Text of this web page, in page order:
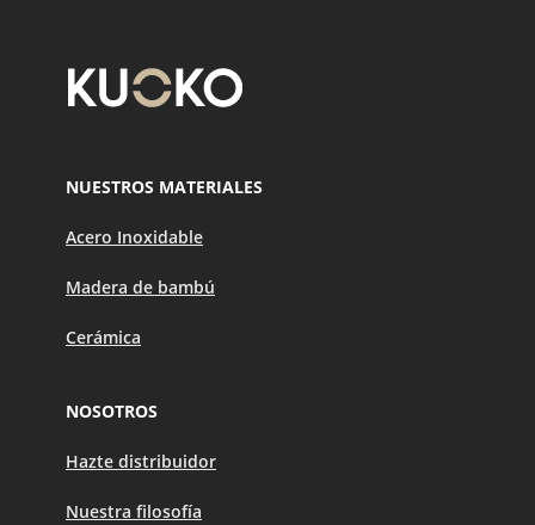
NUESTROS MATERIALES
Acero Inoxidable
Madera de bambú
Cerámica
NOSOTROS
Hazte distribuidor
Nuestra filosofía